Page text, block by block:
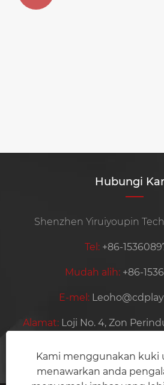
Hubungi
Shenzhen Yiruiyoupin
Tel: +86-
Mudah alih: +86-
E-mel:
Alamat: Loji No. 4, Zon
Hezhou Yuye, Komuniti
Bandar Shenzhen, Wilayah
Kami menggunakan kuki
menawarkan anda